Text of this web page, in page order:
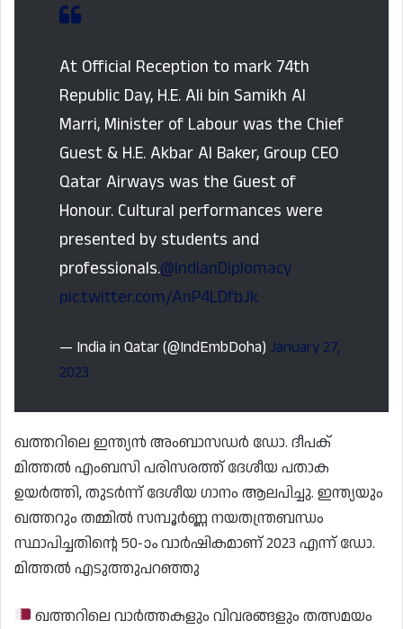
At Official Reception to mark 74th
Republic Day, H.E. Ali bin Samikh Al
Marri, Minister of Labour was the Chief
Guest & H.E. Akbar Al Baker, Group CEO
Qatar Airways was the Guest of
Honour. Cultural performances were
presented by students and
professionals.@IndianDiplomacy
pic.twitter.com/AnP4LDfbJk
— India in Qatar (@IndEmbDoha) January 27,
2023
ഖത്തറിലെ ഇന്ത്യൻ അംബാസഡർ ഡോ. ദീപക്
മിത്തൽ എംബസി പരിസരത്ത് ദേശീയ പതാക
ഉയർത്തി, തുടർന്ന് ദേശീയ ഗാനം ആലപിച്ചു. ഇന്ത്യയും
ഖത്തറും തമ്മിൽ സമ്പൂർണ്ണ നയതന്ത്രബന്ധം
സ്ഥാപിച്ചതിന്റെ 50-ാം വാർഷികമാണ് 2023 എന്ന് ഡോ.
മിത്തൽ എടുത്തുപറഞ്ഞു
ഖത്തറിലെ വാർത്തകളും വിവരങ്ങളും തത്സമയം